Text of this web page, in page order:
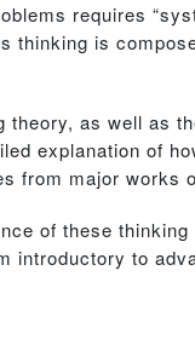
requires
thinking is
theory, as well as
explanation of
from major works
of these
introductory to